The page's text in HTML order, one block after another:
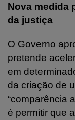
Nova medida
da justiça
O Governo
pretende
em
da criação de
“comparência
é permitir que